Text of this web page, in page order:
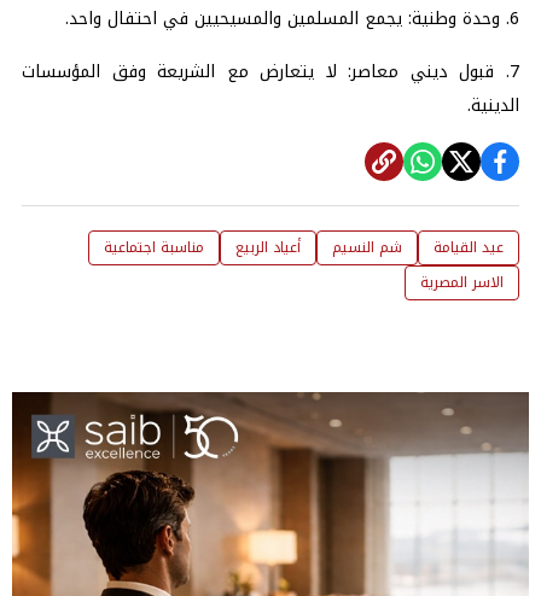
6. وحدة وطنية: يجمع المسلمين والمسيحيين في احتفال واحد.
7. قبول ديني معاصر: لا يتعارض مع الشريعة وفق المؤسسات
الدينية.
عيد القيامة شم النسيم أعياد الربيع
مناسبة اجتماعية
الاسر المصرية